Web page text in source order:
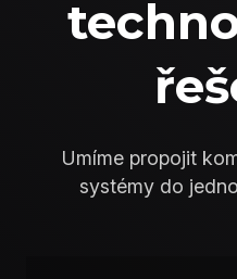
Umíme propojit
systémy do